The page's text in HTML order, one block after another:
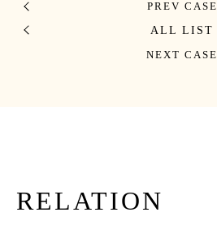
PREV CASE
ALL LIST
NEXT CASE
RELATION